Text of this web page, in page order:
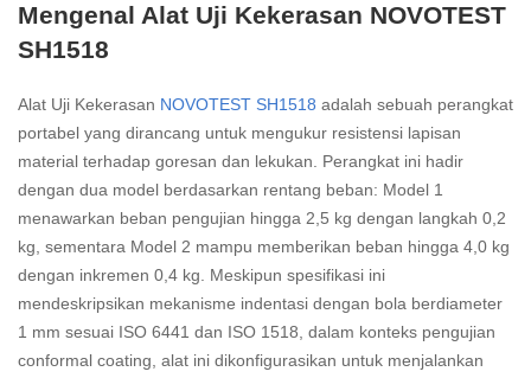
Mengenal Alat Uji Kekerasan NOVOTEST
SH1518
Alat Uji Kekerasan NOVOTEST SH1518 adalah sebuah perangkat
portabel yang dirancang untuk mengukur resistensi lapisan
material terhadap goresan dan lekukan. Perangkat ini hadir
dengan dua model berdasarkan rentang beban: Model 1
menawarkan beban pengujian hingga 2,5 kg dengan langkah 0,2
kg, sementara Model 2 mampu memberikan beban hingga 4,0 kg
dengan inkremen 0,4 kg. Meskipun spesifikasi ini
mendeskripsikan mekanisme indentasi dengan bola berdiameter
1 mm sesuai ISO 6441 dan ISO 1518, dalam konteks pengujian
conformal coating, alat ini dikonfigurasikan untuk menjalankan